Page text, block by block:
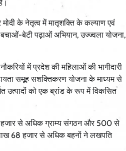
मोदी के नेतृत्व में मातृशक्ति के कल्याण एवं
बेटी पढ़ाओं अभियान, उज्ज्वला योजना,
में प्रदेश की महिलाओं की भागीदारी
समूह सशक्तिकरण योजना के माध्यम से
उत्पादों को एक ब्रांड के रूप में विकसित
हजार से अधिक ग्राम्य संगठन और 500 से
68 हजार से अधिक बहनों ने लखपति